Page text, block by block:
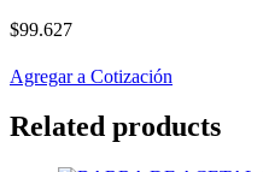
$99.627
Agregar a Cotización
Related products